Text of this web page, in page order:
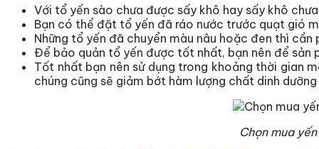
Với tổ yến sào chưa được sấy khô hay sấy khô
Bạn có thể đặt tổ yến đã ráo nước trước quạt gió
Những tổ yến đã chuyển màu nâu hoặc đen thì
Để bảo quản tổ yến được tốt nhất, bạn nên để sản
Tốt nhất bạn nên sử dụng trong khoảng thời gian
chúng cũng sẽ giảm bớt hàm lượng chất dinh
Chọn mua